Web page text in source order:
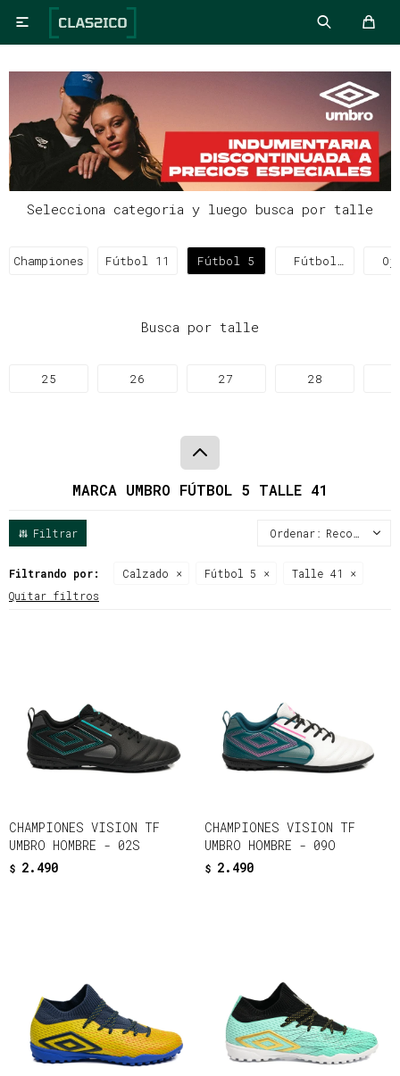

Selecciona categoria y luego busca por talle
Championes Fútbol 11 Fútbol 5
Fútbol
Busca por talle
25 26 27 28
MARCA UMBRO FÚTBOL 5 TALLE 41
Recomendados
Filtrando por: Calzado Fútbol 5
Talle 41
Quitar filtros
CHAMPIONES VISION TF
UMBRO HOMBRE - 02S
$ 2.490
CHAMPIONES VISION TF
UMBRO HOMBRE - 09O
$ 2.490